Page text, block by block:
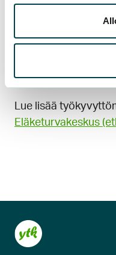
Lue lisää
Lue lisää
Eläketurvakeskus